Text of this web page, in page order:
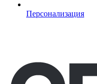
Персонализация